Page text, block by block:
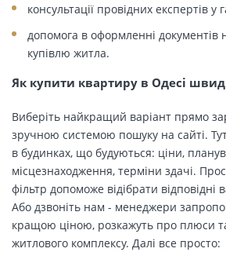
консультації провідних експертів у
допомога в оформленні документів
купівлю житла.
Як купити квартиру в Одесі
Виберіть найкращий варіант прямо
зручною системою пошуку на сайті.
в будинках, що будуються: ціни,
місцезнаходження, терміни здачі.
фільтр допоможе відібрати відповідні
Або дзвоніть нам - менеджери
кращою ціною, розкажуть про плюси
житлового комплексу. Далі все просто: